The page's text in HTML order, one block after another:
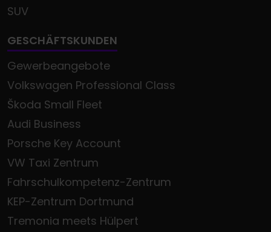
SUV
GESCHÄFTSKUNDEN
Gewerbeangebote
Volkswagen Professional Class
Škoda Small Fleet
Audi Business
Porsche Key Account
VW Taxi Zentrum
Fahrschulkompetenz-Zentrum
KEP-Zentrum Dortmund
Tremonia meets Hülpert